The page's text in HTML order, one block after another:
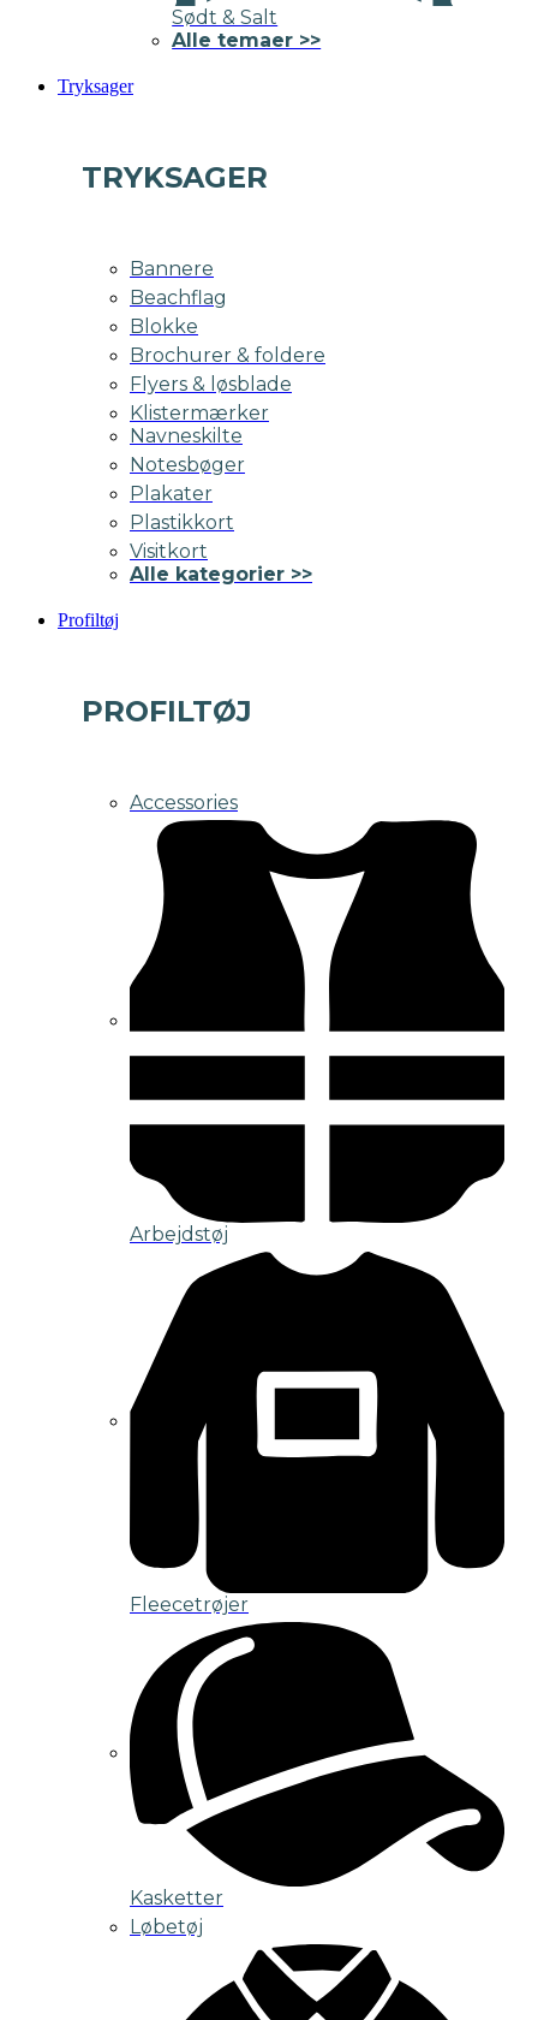
Sødt & Salt
Alle temaer >>
Tryksager
TRYKSAGER
Bannere
Beachflag
Blokke
Brochurer & foldere
Flyers & løsblade
Klistermærker
Navneskilte
Notesbøger
Plakater
Plastikkort
Visitkort
Alle kategorier >>
Profiltøj
PROFILTØJ
Accessories
Arbejdstøj
Fleecetrøjer
Kasketter
Løbetøj